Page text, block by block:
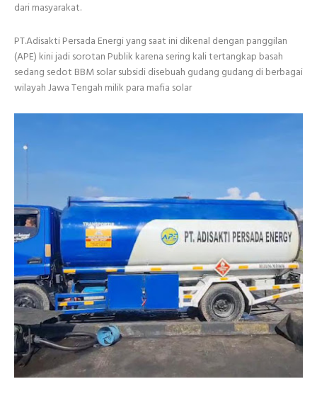
dari masyarakat.
PT.Adisakti Persada Energi yang saat ini dikenal dengan panggilan
(APE) kini jadi sorotan Publik karena sering kali tertangkap basah
sedang sedot BBM solar subsidi disebuah gudang gudang di berbagai
wilayah Jawa Tengah milik para mafia solar